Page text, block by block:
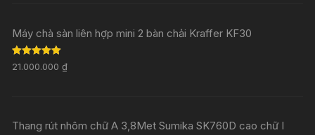
Máy chà sàn liên hợp mini 2 bàn chải Kraffer KF30
Rated5.00
out of 5
21.000.000₫
Thang rút nhôm chữ A 3,8Met Sumika SK760D cao chữ I